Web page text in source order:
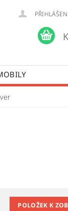
PER
POLOŽEK K